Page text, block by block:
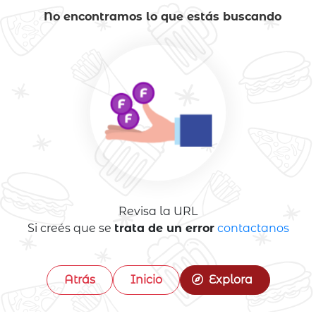
No encontramos lo que estás buscando
Revisa la URL
Si creés que se trata de un error contactanos
Atrás Inicio Explora